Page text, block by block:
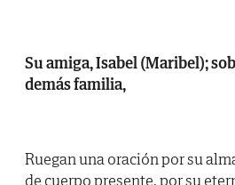
Su amiga, Isabel (Maribel);
demás familia,
Ruegan una oración por su
de cuerpo presente, por su